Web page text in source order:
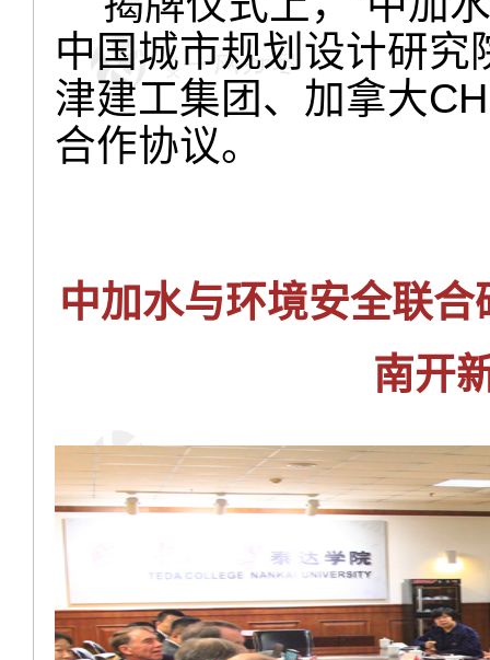
中国城市规划设计研
津建工集团、加拿大
合作协议。
中加水与环境安全联
南开